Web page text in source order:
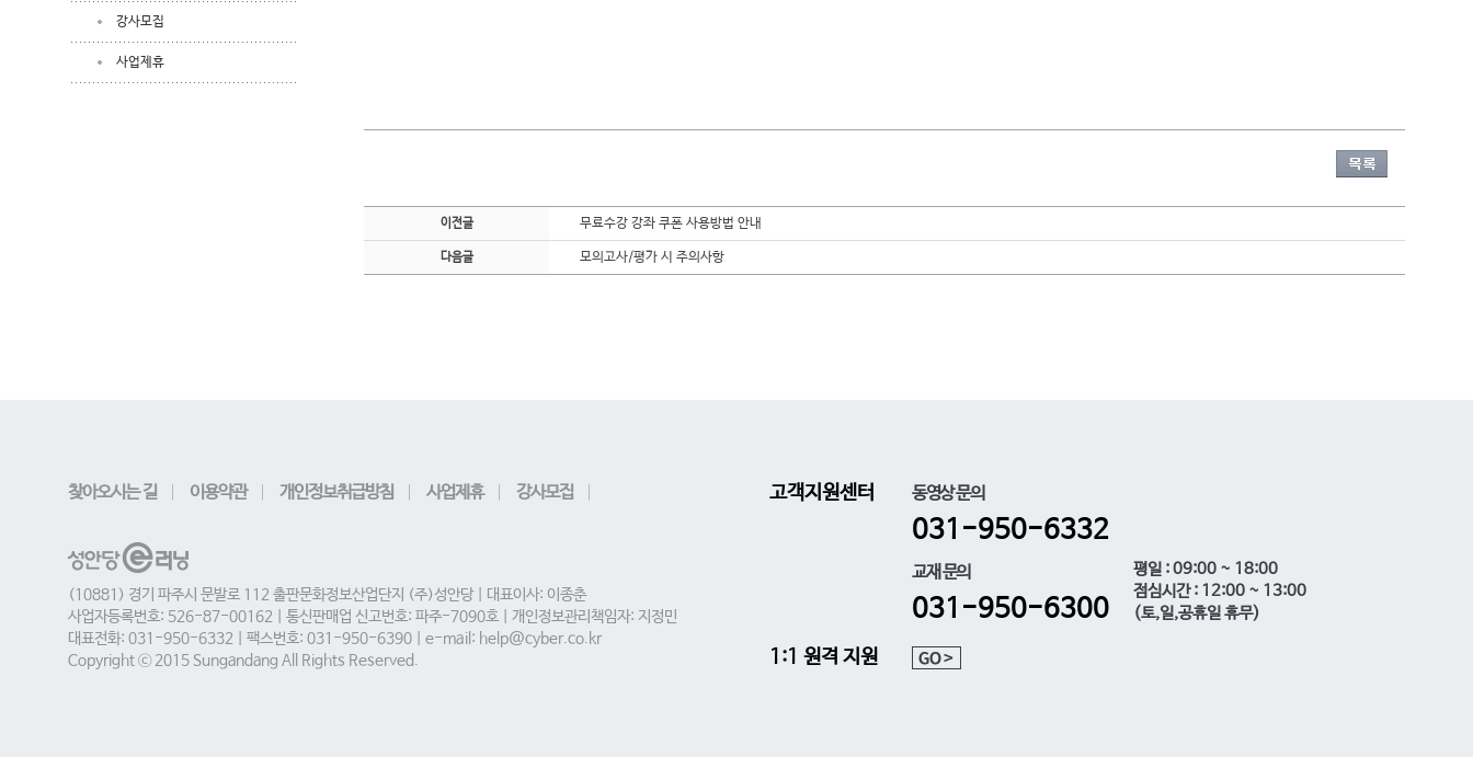
강사모집
사업제휴
이전글 무료수강 강좌 쿠폰 사용방법 안내
다음글 모의고사/평가 시 주의사항
찾아오시는 길 이용약관 개인정보취급방침 사업제휴 강사모집
(10881) 경기 파주시 문발로 112 출판문화정보산업단지 (주)성안당 | 대표이사: 이종춘
사업자등록번호: 526-87-00162 | 통신판매업 신고번호: 파주-7090호 | 개인정보관리책임자: 지정민
대표전화: 031-950-6332 | 팩스번호: 031-950-6390 | e-mail: help@cyber.co.kr
Copyright ⓒ 2015 Sungandang All Rights Reserved.
고객지원센터 동영상 문의
031-950-6332
교재 문의
031-950-6300
평일 : 09:00 ~ 18:00
점심시간 : 12:00 ~ 13:00
(토,일,공휴일 휴무)
1:1 원격 지원